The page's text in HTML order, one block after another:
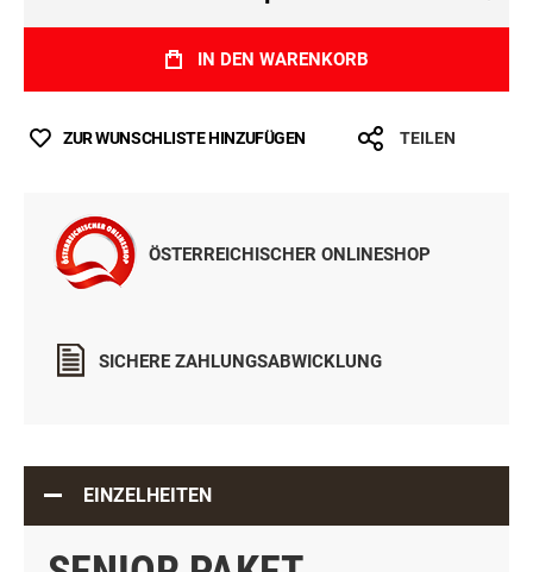
IN DEN WARENKORB
ZUR WUNSCHLISTE HINZUFÜGEN TEILEN
ÖSTERREICHISCHER ONLINESHOP
SICHERE ZAHLUNGSABWICKLUNG
EINZELHEITEN